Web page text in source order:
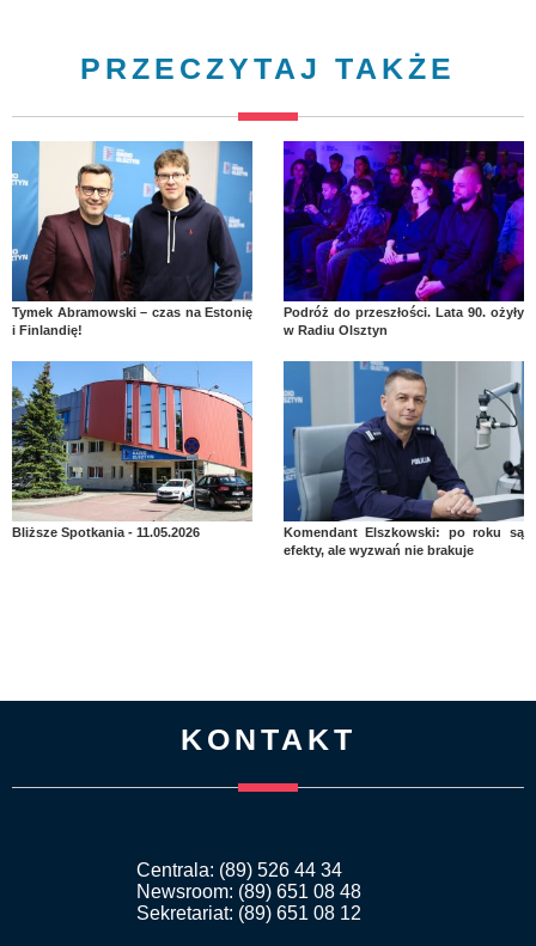
PRZECZYTAJ TAKŻE
Tymek Abramowski – czas na Estonię
i Finlandię!
Podróż do przeszłości. Lata 90. ożyły
w Radiu Olsztyn
Bliższe Spotkania - 11.05.2026
Komendant Elszkowski: po roku są
efekty, ale wyzwań nie brakuje
KONTAKT
Centrala: (89) 526 44 34
Newsroom: (89) 651 08 48
Sekretariat: (89) 651 08 12